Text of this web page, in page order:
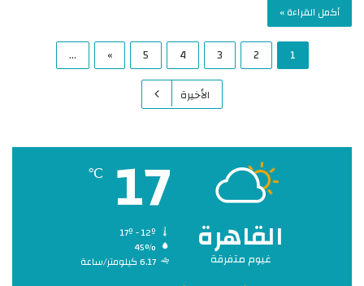
أكمل القراءة »
1
2
3
4
5
»
...
الأخيرة
القاهرة
غيوم متفرقة
17
℃
45%
6.17 كيلومتر/ساعة